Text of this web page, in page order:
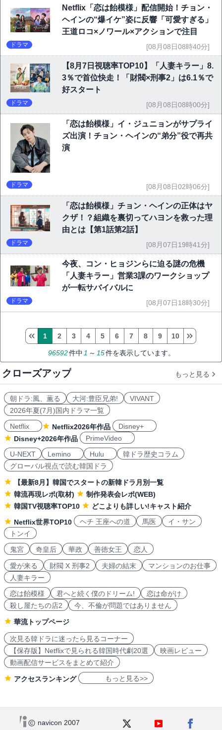
Netflix「恋は飴模様」配信開始！チョン・
ヘインの“爆イケ”姿に反響「可愛すぎる」
王道ロコ×ノワール×アクションで注目
ドラマ [08月08日08時40分]
【8月7日視聴率TOP10】「人妻キラー」8.
3％で首位快走！「財閥×刑事2」は6.1％で
好スタート
ドラマ [08月08日08時00分]
「恋は飴模様」イ・ジュニョンがサプライ
ズ出演！チョン・ヘインの“弟分”役で再共
演
ドラマ [08月08日02時06分]
「恋は飴模様」チョン・ヘインの正体はヤ
クザ！？組織を裏切ってハヨンを救った理
由とは【第1話第2話】
ドラマ [08月07日19時41分]
今夜、コン・ヒョジンらに迫る謎の危機
「人妻キラー」営業3課のワークショップ
が一転サバイバルに
ドラマ [08月07日18時30分]
96592件中 1 ～ 15件を表示しています。
1 2 3 4 5 6 7 8 9 10
クローズアップ もっと見る
朝ドラ:風、薫る 大河:豊臣兄弟!
VIVANT
2026年夏(7月)国内ドラマ一覧
Netflix
Netflix2026年作品
Disney+
Disney+2026年作品
PrimeVideo
U-NEXT
Lemino Hulu
韓ドラ歴史コラム
グローバル視点で読む韓国ドラ
【最新8月】韓国でスタートの新韓ドラ月別一覧
韓流再現レポ(取材)
制作発表会レポ(WEB)
韓国TV視聴率TOP10
どこよりも詳しい!キャスト紹介
Netflix世界TOP10
ヘチ 王座への道 馬医
イ・サン
トンイ
鬼宮
奇皇后 華政 善徳女王 恋人
愛が来る 財閥 X 刑事2 夫婦の結末
マンションのお仕事
人妻キラー
恋は飴模様
君へと続く僕のドリーム!
恋は命がけ
殺し屋たちの店2
今、不倫が問題ではありません
華流トップページ
次見る韓ドラに迷ったら見るコーナー
【保存版】Netflixで見られる韓国時代劇20選
映画レビュー
動画配信サービスをまとめて紹介
アクセスランキング もっと見る>>
navicon 2007